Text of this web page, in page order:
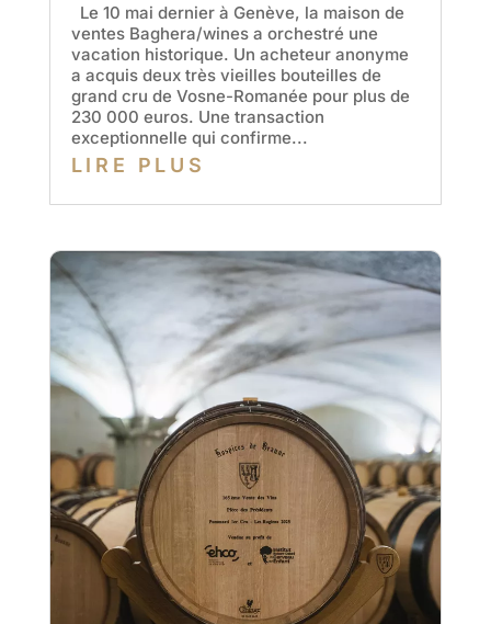
Le 10 mai dernier à Genève, la maison de
ventes Baghera/wines a orchestré une
vacation historique. Un acheteur anonyme
a acquis deux très vieilles bouteilles de
grand cru de Vosne-Romanée pour plus de
230 000 euros. Une transaction
exceptionnelle qui confirme...
LIRE PLUS